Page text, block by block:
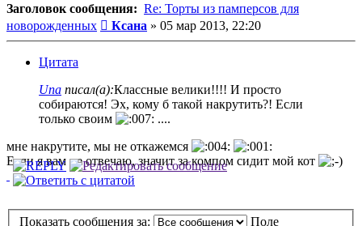
Заголовок сообщения: Re: Торты из памперсов для
новорожденных
Сообщение
Ксана » 05 мар 2013, 22:20
Цитата
Una писал(а):Классные велики!!!! И просто
собираются! Эх, кому б такой накрутить?! Если
только своим
....
мне накрутите, мы не откажемся
Если я вам не отвечаю, значит за компом сидит мой кот
Показать сообщения за:
Поле